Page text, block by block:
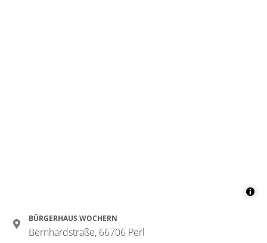
BÜRGERHAUS WOCHERN
Bernhardstraße, 66706 Perl